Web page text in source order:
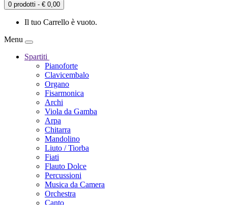
0 prodotti - € 0,00
Il tuo Carrello è vuoto.
Menu
Spartiti
Pianoforte
Clavicembalo
Organo
Fisarmonica
Archi
Viola da Gamba
Arpa
Chitarra
Mandolino
Liuto / Tiorba
Fiati
Flauto Dolce
Percussioni
Musica da Camera
Orchestra
Canto